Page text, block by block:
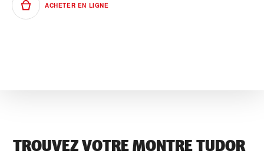
ACHETER EN LIGNE
TROUVEZ VOTRE MONTRE TUDOR